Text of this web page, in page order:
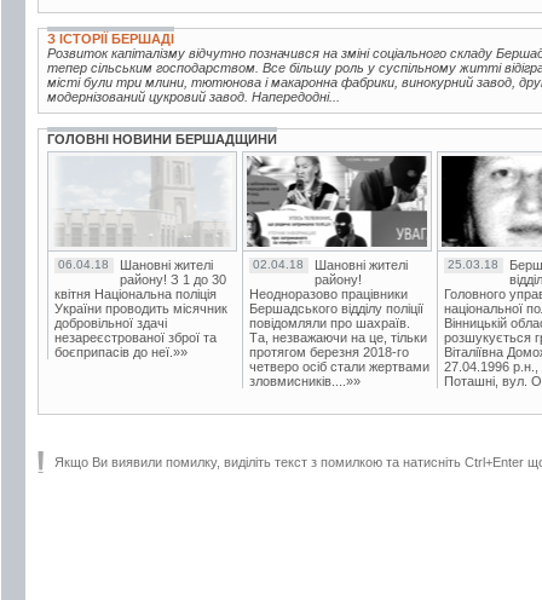
З ІСТОРІЇ БЕРШАДІ
Розвиток капіталізму відчутно позначився на зміні соціального складу
тепер сільським господарством. Все більшу роль у суспільному житті
місті були три млини, тютюнова і макаронна фабрики, винокурний завод,
модернізований цукровий завод. Напередодні...
ГОЛОВНІ НОВИНИ БЕРШАДЩИНИ
06.04.18
Шановні жителі
району! З 1 до 30
квітня Національна поліція
України проводить місячник
добровільної здачі
незареєстрованої зброї та
боєприпасів до неї.»»
02.04.18
Шановні жителі
району!
Неодноразово працівники
Бершадського відділу поліції
повідомляли про шахраїв.
Та, незважаючи на це, тільки
протягом березня 2018-го
четверо осіб стали жертвами
зловмисників....»»
25.03.18
Головного
національної
Вінницькій
розшукується
Віталіївна
27.04.1996 р.н.,
Поташні, вул.
Якщо Ви виявили помилку, виділіть текст з помилкою та натисніть Ctrl+Enter